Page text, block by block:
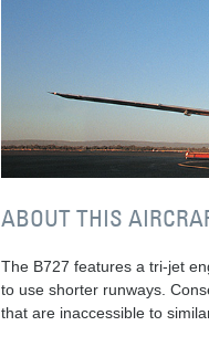
ABOUT THIS
The B727 features a tri-jet
to use shorter runways.
that are inaccessible to